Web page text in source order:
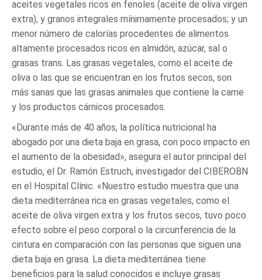
aceites vegetales ricos en fenoles (aceite de oliva virgen
extra), y granos integrales mínimamente procesados; y un
menor número de calorías procedentes de alimentos
altamente procesados ricos en almidón, azúcar, sal o
grasas trans. Las grasas vegetales, como el aceite de
oliva o las que se encuentran en los frutos secos, son
más sanas que las grasas animales que contiene la carne
y los productos cárnicos procesados.
«Durante más de 40 años, la política nutricional ha
abogado por una dieta baja en grasa, con poco impacto en
el aumento de la obesidad», asegura el autor principal del
estudio, el Dr. Ramón Estruch, investigador del CIBEROBN
en el Hospital Clínic. «Nuestro estudio muestra que una
dieta mediterránea rica en grasas vegetales, como el
aceite de oliva virgen extra y los frutos secos, tuvo poco
efecto sobre el peso corporal o la circunferencia de la
cintura en comparación con las personas que siguen una
dieta baja en grasa. La dieta mediterránea tiene
beneficios para la salud conocidos e incluye grasas